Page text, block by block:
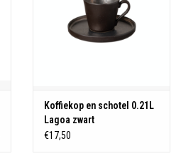
Koffiekop en schotel 0.21L
Lagoa zwart
€17,50